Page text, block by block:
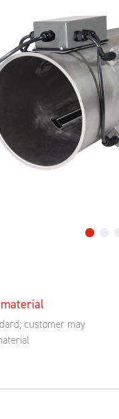
customer may